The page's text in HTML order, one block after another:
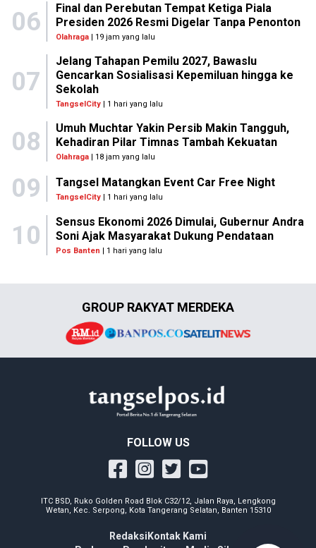
06
Final dan Perebutan Tempat Ketiga Piala
Presiden 2026 Resmi Digelar Tanpa Penonton
Olahraga| 19 jam yang lalu
07
Jelang Tahapan Pemilu 2027, Bawaslu
Gencarkan Sosialisasi Kepemiluan hingga ke
Sekolah
TangselCity| 1 hari yang lalu
08
Umuh Muchtar Yakin Persib Makin Tangguh,
Kehadiran Pilar Timnas Tambah Kekuatan
Olahraga| 18 jam yang lalu
09 Tangsel Matangkan Event Car Free Night
TangselCity | 1 hari yang lalu
10
Sensus Ekonomi 2026 Dimulai, Gubernur Andra
Soni Ajak Masyarakat Dukung Pendataan
Pos Banten | 1 hari yang lalu
GROUP RAKYAT MERDEKA
FOLLOW US
ITC BSD, Ruko Golden Road Blok C32/12, Jalan Raya, Lengkong
Wetan, Kec. Serpong, Kota Tangerang Selatan, Banten 15310
Redaksi Kontak Kami